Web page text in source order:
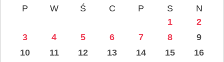
P W Ś C P S
N
1
2
3
4 5 6 7 8
9
10
11 12 13 14 15
16